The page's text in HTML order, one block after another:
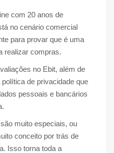
com 20 anos de
no cenário comercial
para provar que é uma
realizar compras.
no Ebit, além de
de privacidade que
pessoais e bancários
muito especiais, ou
conceito por trás de
Isso torna toda a